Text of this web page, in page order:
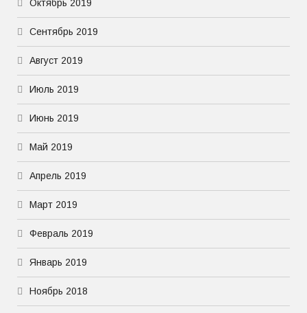
Октябрь 2019
Сентябрь 2019
Август 2019
Июль 2019
Июнь 2019
Май 2019
Апрель 2019
Март 2019
Февраль 2019
Январь 2019
Ноябрь 2018